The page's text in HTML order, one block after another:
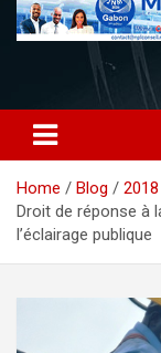
Home Blog 2018
Droit de réponse à
l’éclairage publique